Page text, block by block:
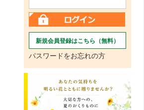
新規会員登録はこちら（無料）
パスワードをお忘れの方